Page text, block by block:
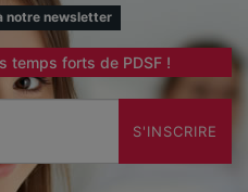
notre newsletter
temps forts de PDSF !
S'INSCRIRE